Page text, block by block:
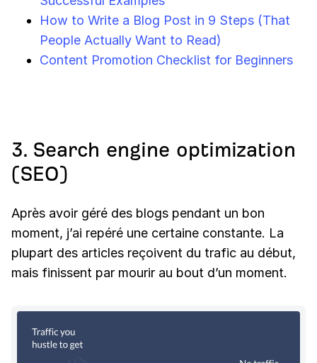
How to Write a Blog Post in 9 Steps (That
People Actually Want to Read)
Content Promotion Checklist for Beginners
3. Search engine optimization
(SEO)
Après avoir géré des blogs pendant un bon
moment, j’ai repéré une certaine constante. La
plupart des articles reçoivent du trafic au début,
mais finissent par mourir au bout d’un moment.